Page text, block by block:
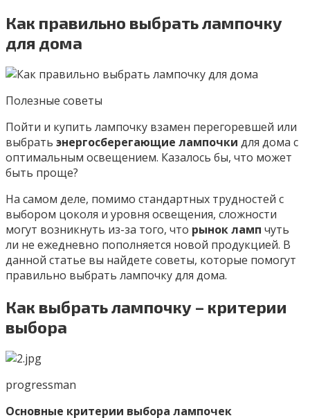
Как правильно выбрать лампочку
для дома
Полезные советы
Пойти и купить лампочку взамен перегоревшей или
выбрать энергосберегающие лампочки для дома с
оптимальным освещением. Казалось бы, что может
быть проще?
На самом деле, помимо стандартных трудностей с
выбором цоколя и уровня освещения, сложности
могут возникнуть из-за того, что рынок ламп чуть
ли не ежедневно пополняется новой продукцией. В
данной статье вы найдете советы, которые помогут
правильно выбрать лампочку для дома.
Как выбрать лампочку – критерии
выбора
progressman
Основные критерии выбора лампочек